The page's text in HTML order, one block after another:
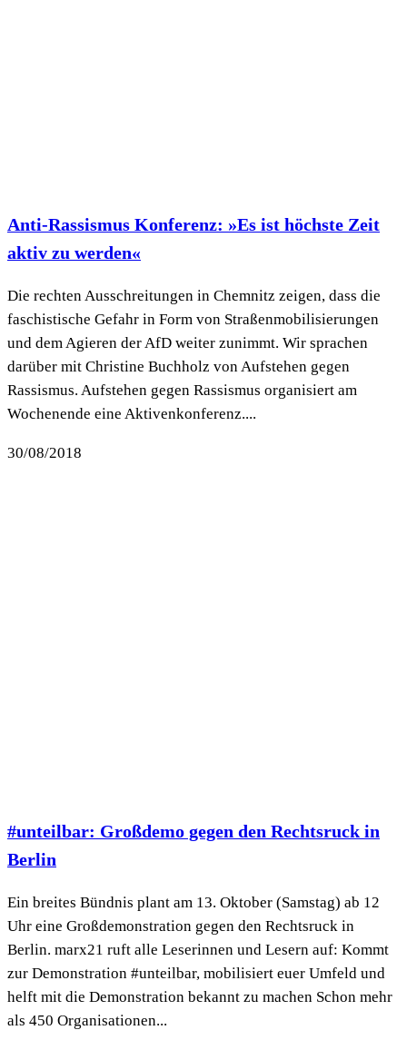
Anti-Rassismus Konferenz: »Es ist höchste Zeit
aktiv zu werden«
Die rechten Ausschreitungen in Chemnitz zeigen, dass die
faschistische Gefahr in Form von Straßenmobilisierungen
und dem Agieren der AfD weiter zunimmt. Wir sprachen
darüber mit Christine Buchholz von Aufstehen gegen
Rassismus. Aufstehen gegen Rassismus organisiert am
Wochenende eine Aktivenkonferenz....
30/08/2018
#unteilbar: Großdemo gegen den Rechtsruck in
Berlin
Ein breites Bündnis plant am 13. Oktober (Samstag) ab 12
Uhr eine Großdemonstration gegen den Rechtsruck in
Berlin. marx21 ruft alle Leserinnen und Lesern auf: Kommt
zur Demonstration #unteilbar, mobilisiert euer Umfeld und
helft mit die Demonstration bekannt zu machen Schon mehr
als 450 Organisationen...